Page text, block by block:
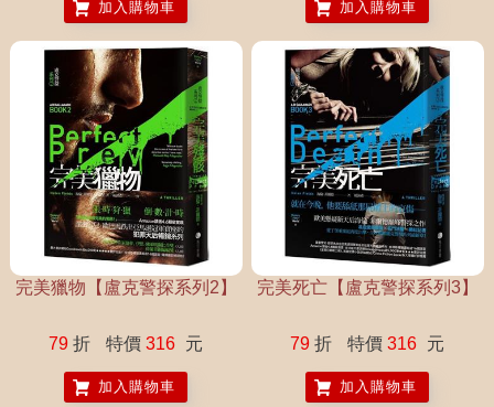
加入購物車 加入購物車
完美獵物【盧克警探系列2】
79 折 特價 316 元
加入購物車
完美死亡【盧克警探系列3】
79 折 特價 316 元
加入購物車